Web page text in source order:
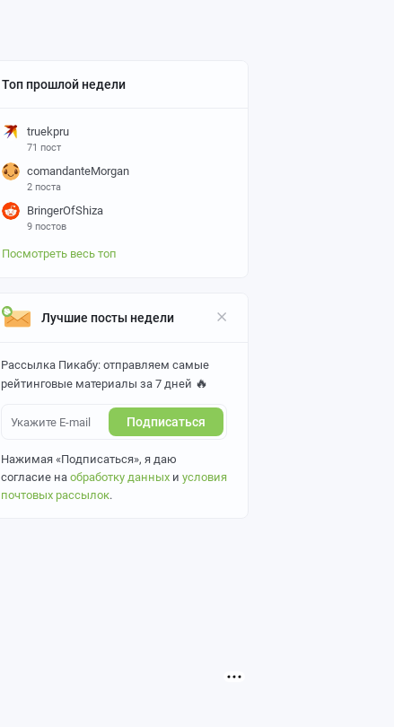
Топ прошлой недели
truekpru
71 пост
comandanteMorgan
2 поста
BringerOfShiza
9 постов
Посмотреть весь топ
Лучшие посты недели
Рассылка Пикабу: отправляем самые
рейтинговые материалы за 7 дней 🔥
Подписаться
Нажимая «Подписаться», я даю
согласие на обработку данных и условия
почтовых рассылок.